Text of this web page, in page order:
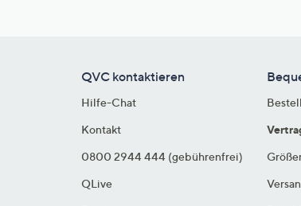
QVC kontaktieren
Hilfe-Chat
Kontakt
0800 2944 444 (gebührenfrei)
QLive